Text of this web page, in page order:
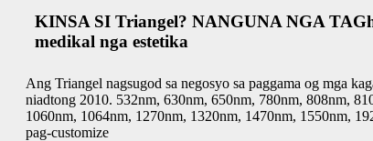
KINSA SI Triangel? NANGUNA NGA
medikal nga estetika
Ang Triangel nagsugod sa negosyo sa paggama og mga
niadtong 2010. 532nm, 630nm, 650nm, 780nm, 808nm,
1060nm, 1064nm, 1270nm, 1320nm, 1470nm, 1550nm,
pag-customize